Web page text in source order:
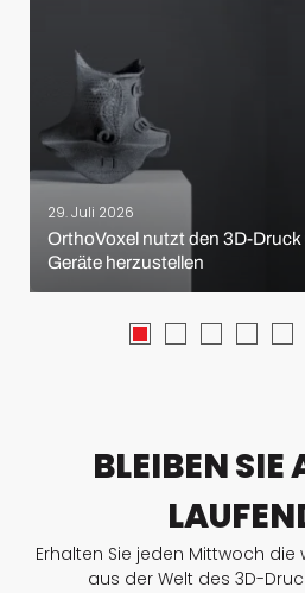
29. Juli 2026
OrthoVoxel nutzt den 3D-
Geräte herzustellen
BLEIBEN SIE
Erhalten Sie jeden Mittwoch
aus der Welt des 3D-